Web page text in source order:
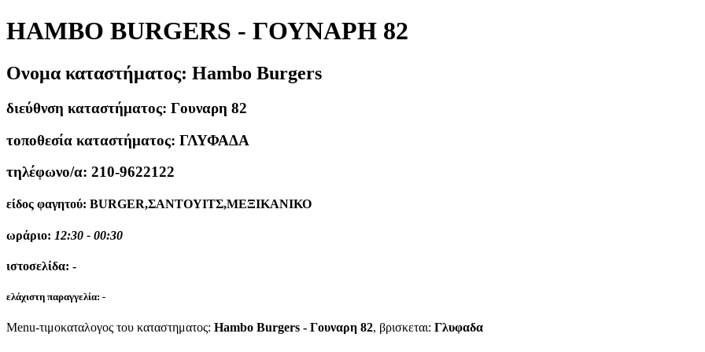
HAMBO BURGERS - ΓΟΥΝΑΡΗ 82
Ονομα καταστήματος: Hambo Burgers
διεύθνση καταστήματος: Γουναρη 82
τοποθεσία καταστήματος: ΓΛΥΦΑΔΑ
τηλέφωνο/α: 210-9622122
είδος φαγητού: BURGER,ΣΑΝΤΟΥΙΤΣ,ΜΕΞΙΚΑΝΙΚΟ
ωράριο: 12:30 - 00:30
ιστοσελίδα: -
ελάχιστη παραγγελία: -
Menu-τιμοκαταλογος του καταστηματος: Hambo Burgers - Γουναρη 82, βρισκεται: Γλυφαδα